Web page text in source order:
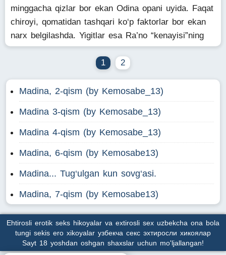
minggacha qizlar bor ekan Odina opani uyida. Faqat
chiroyi, qomatidan tashqari ko‘p faktorlar bor ekan
narx belgilashda. Yigitlar esa Ra’no “kenayisi”ning
1 2
Madina, 2-qism (by Kemosabe_13)
Madina 3-qism (by Kemosabe_13)
Madina 4-qism (by Kemosabe_13)
Madina, 6-qism (by Kemosabe13)
Madina... Tug‘ulgan kun sovg‘asi.
Madina, 7-qism (by Kemosabe13)
Ehtirosli erotik seks hikoyalar va extirosli sex uzbekcha ona bola
tungi sekis ero xikoyalar узбекча секс эхтиросли хикоялар
Sayt 18 yoshdan oshgan shaxslar uchun mo'ljallangan!